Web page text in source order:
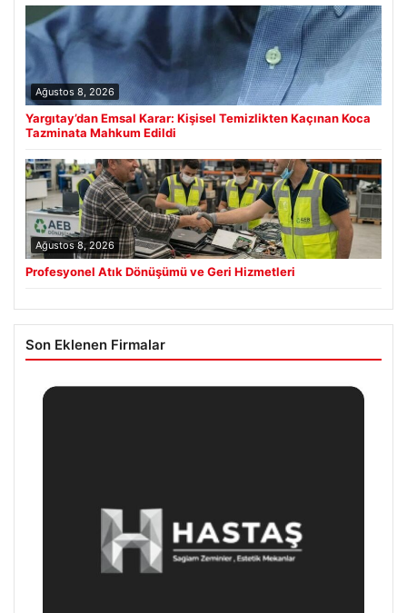
Ağustos 8, 2026
Yargıtay’dan Emsal Karar: Kişisel Temizlikten Kaçınan Koca
Tazminata Mahkum Edildi
Ağustos 8, 2026
Profesyonel Atık Dönüşümü ve Geri Hizmetleri
Son Eklenen Firmalar